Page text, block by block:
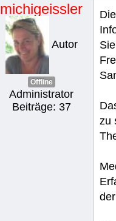
michigeissler
Autor
Offline
Administrator
Beiträge: 37
zu